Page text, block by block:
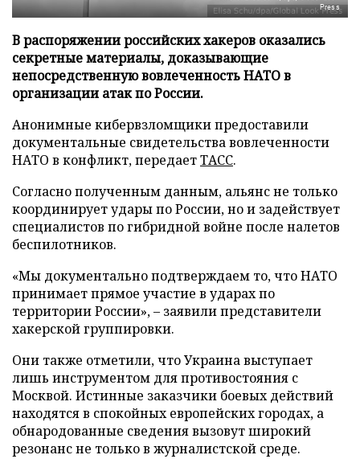
Press
В распоряжении российских хакеров оказались
секретные материалы, доказывающие
непосредственную вовлеченность НАТО в
организации атак по России.
Анонимные кибервзломщики предоставили
документальные свидетельства вовлеченности
НАТО в конфликт, передаетТАСС.
Согласно полученным данным, альянс не только
координирует удары по России, но и задействует
специалистов по гибридной войне после налетов
беспилотников.
«Мы документально подтверждаем то, что НАТО
принимает прямое участие в ударах по
территории России», – заявили представители
хакерской группировки.
Они также отметили, что Украина выступает
лишь инструментом для противостояния с
Москвой. Истинные заказчики боевых действий
находятся в спокойных европейских городах, а
обнародованные сведения вызовут широкий
резонанс не только в журналистской среде.